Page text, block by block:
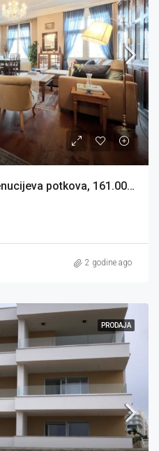
Stan: Zagreb (Centar), Lenucijeva potkova, 161.00 m2 + 60 m2 spremišta (prodaja)
2 godine ago
PRODAJA